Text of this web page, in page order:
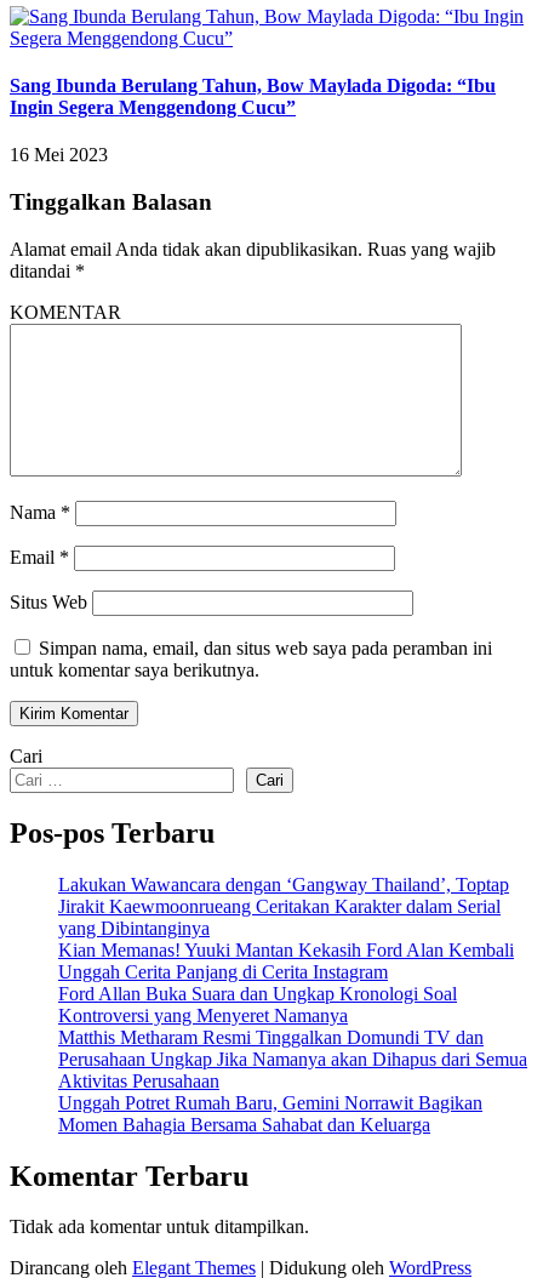
Sang Ibunda Berulang Tahun, Bow Maylada Digoda: “Ibu
Ingin Segera Menggendong Cucu”
16 Mei 2023
Tinggalkan Balasan
Alamat email Anda tidak akan dipublikasikan. Ruas yang wajib
ditandai *
KOMENTAR
Nama *
Email *
Situs Web
Simpan nama, email, dan situs web saya pada peramban ini
untuk komentar saya berikutnya.
Cari
Cari
Pos-pos Terbaru
Lakukan Wawancara dengan ‘Gangway Thailand’, Toptap
Jirakit Kaewmoonrueang Ceritakan Karakter dalam Serial
yang Dibintanginya
Kian Memanas! Yuuki Mantan Kekasih Ford Alan Kembali
Unggah Cerita Panjang di Cerita Instagram
Ford Allan Buka Suara dan Ungkap Kronologi Soal
Kontroversi yang Menyeret Namanya
Matthis Metharam Resmi Tinggalkan Domundi TV dan
Perusahaan Ungkap Jika Namanya akan Dihapus dari Semua
Aktivitas Perusahaan
Unggah Potret Rumah Baru, Gemini Norrawit Bagikan
Momen Bahagia Bersama Sahabat dan Keluarga
Komentar Terbaru
Tidak ada komentar untuk ditampilkan.
Dirancang oleh Elegant Themes | Didukung oleh WordPress